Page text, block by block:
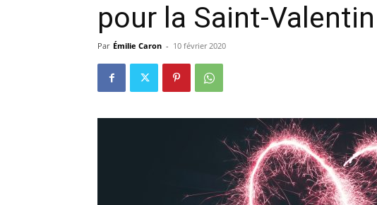
pour la Saint-Valentin
Par Émilie Caron - 10 février 2020